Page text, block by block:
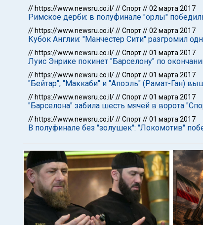
// https://www.newsru.co.il///Спорт//02 марта 2017
Римское дерби: в полуфинале "орлы"
// https://www.newsru.co.il///Спорт//02 марта 2017
Кубок Англии: "Манчестер Сити" разгромил
// https://www.newsru.co.il///Спорт//01 марта 2017
Луис Энрике покинет "Барселону" по
// https://www.newsru.co.il///Спорт//01 марта 2017
"Бейтар", "Маккаби" и "Апоэль" (Рамат-Ган)
// https://www.newsru.co.il///Спорт//01 марта 2017
"Барселона" забила шесть мячей в ворота
// https://www.newsru.co.il///Спорт//01 марта 2017
В полуфинале без "золушек": "Локомотив"